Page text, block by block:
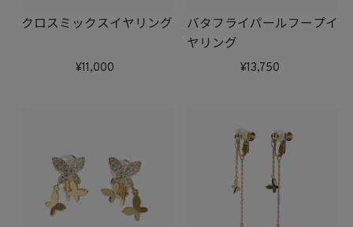
クロスミックスイヤリング
11,000
バタフライパールフープイ
ヤリング
13,750